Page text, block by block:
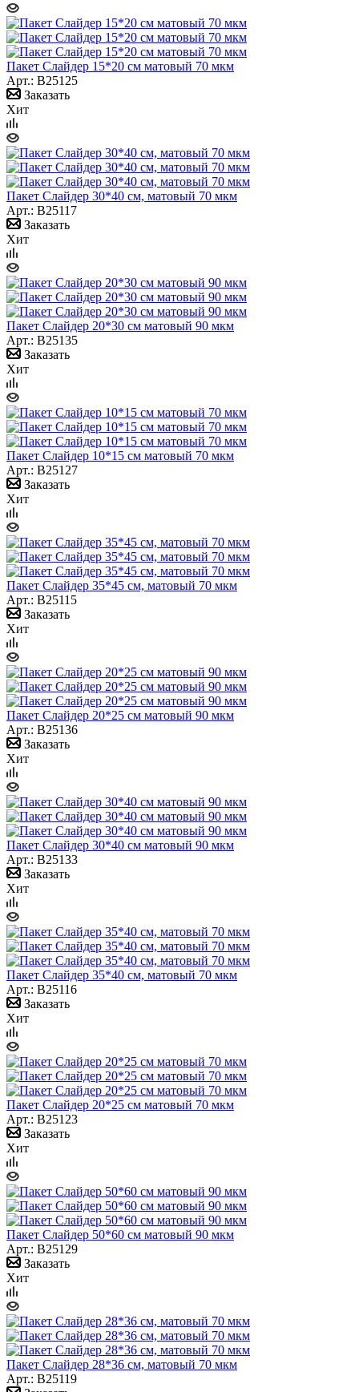
Пакет Слайдер 15*20 см матовый 70 мкм
Арт.: B25125
Заказать
Хит
Пакет Слайдер 30*40 см, матовый 70 мкм
Арт.: B25117
Заказать
Хит
Пакет Слайдер 20*30 см матовый 90 мкм
Арт.: B25135
Заказать
Хит
Пакет Слайдер 10*15 см матовый 70 мкм
Арт.: B25127
Заказать
Хит
Пакет Слайдер 35*45 см, матовый 70 мкм
Арт.: B25115
Заказать
Хит
Пакет Слайдер 20*25 см матовый 90 мкм
Арт.: B25136
Заказать
Хит
Пакет Слайдер 30*40 см матовый 90 мкм
Арт.: B25133
Заказать
Хит
Пакет Слайдер 35*40 см, матовый 70 мкм
Арт.: B25116
Заказать
Хит
Пакет Слайдер 20*25 см матовый 70 мкм
Арт.: B25123
Заказать
Хит
Пакет Слайдер 50*60 см матовый 90 мкм
Арт.: B25129
Заказать
Хит
Пакет Слайдер 28*36 см, матовый 70 мкм
Арт.: B25119